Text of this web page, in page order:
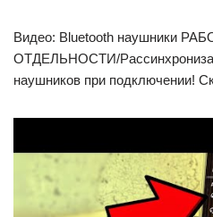
Видео: Bluetooth наушники
ОТДЕЛЬНОСТИ/
наушников при подключении!